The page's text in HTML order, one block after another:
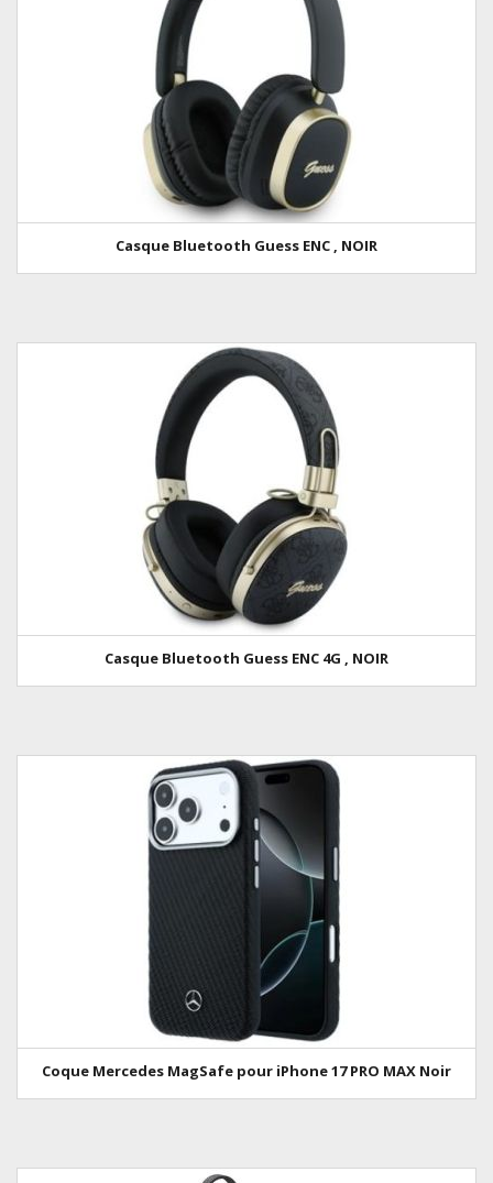
Casque Bluetooth Guess ENC , NOIR
Casque Bluetooth Guess ENC 4G , NOIR
Coque Mercedes MagSafe pour iPhone 17 PRO MAX Noir